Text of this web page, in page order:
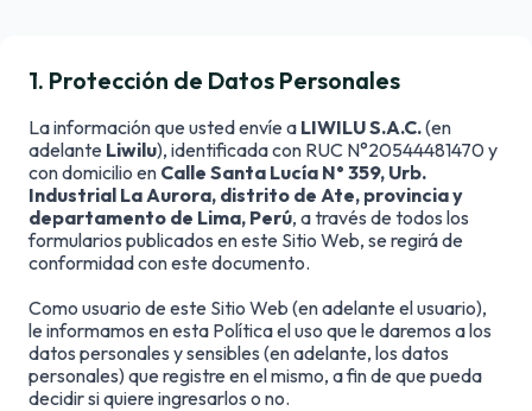
1. Protección de Datos Personales
La información que usted envíe a LIWILU S.A.C.(en
adelante Liwilu), identificada con RUC N°20544481470 y
con domicilio en Calle Santa Lucía N° 359, Urb.
Industrial La Aurora, distrito de Ate, provincia y
departamento de Lima, Perú, a través de todos los
formularios publicados en este Sitio Web, se regirá de
conformidad con este documento.
Como usuario de este Sitio Web (en adelante el usuario),
le informamos en esta Política el uso que le daremos a los
datos personales y sensibles (en adelante, los datos
personales) que registre en el mismo, a fin de que pueda
decidir si quiere ingresarlos o no.